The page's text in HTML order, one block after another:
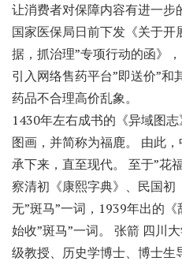
让消费者对保障内容有进一步
国家医保局日前下发《关于开
据，抓治理”专项行动的函》
引入网络售药平台”即送价”
药品不合理高价乱象。
1430年左右成书的《异域图
图画，并简称为福鹿。 由此
承下来，直至现代。 至于”花
察清初《康熙字典》、民国初
无”斑马”一词，1939年出的
始收”斑马”一词。 张箭 四川
级教授、历史学博士、博士